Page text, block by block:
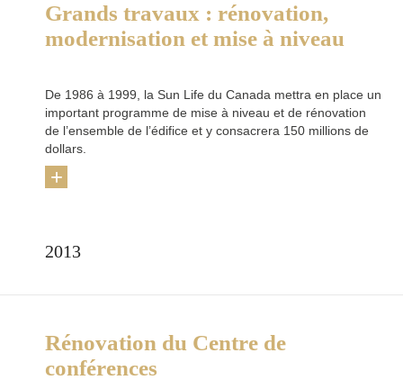
Grands travaux : rénovation,
modernisation et mise à niveau
De 1986 à 1999, la Sun Life du Canada mettra en place un
important programme de mise à niveau et de rénovation
de l’ensemble de l’édifice et y consacrera 150 millions de
dollars.
+
2013
Rénovation du Centre de
conférences